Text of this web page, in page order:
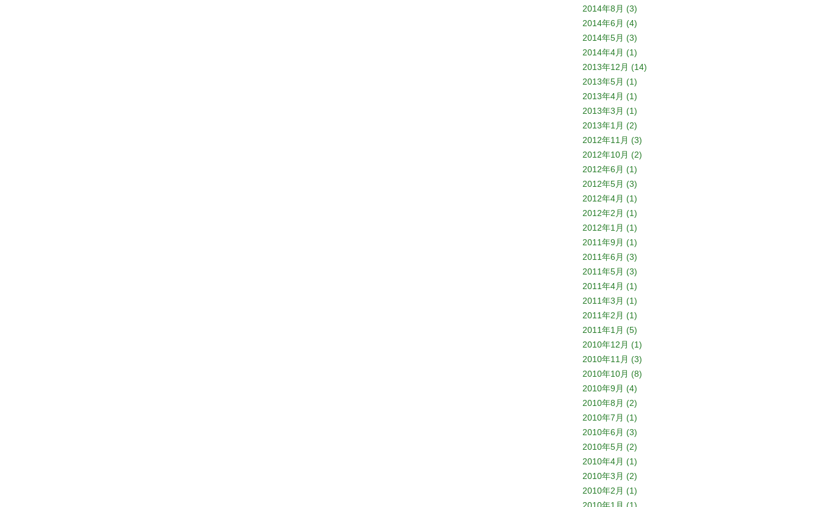
2014年8月 (3)
2014年6月 (4)
2014年5月 (3)
2014年4月 (1)
2013年12月 (14)
2013年5月 (1)
2013年4月 (1)
2013年3月 (1)
2013年1月 (2)
2012年11月 (3)
2012年10月 (2)
2012年6月 (1)
2012年5月 (3)
2012年4月 (1)
2012年2月 (1)
2012年1月 (1)
2011年9月 (1)
2011年6月 (3)
2011年5月 (3)
2011年4月 (1)
2011年3月 (1)
2011年2月 (1)
2011年1月 (5)
2010年12月 (1)
2010年11月 (3)
2010年10月 (8)
2010年9月 (4)
2010年8月 (2)
2010年7月 (1)
2010年6月 (3)
2010年5月 (2)
2010年4月 (1)
2010年3月 (2)
2010年2月 (1)